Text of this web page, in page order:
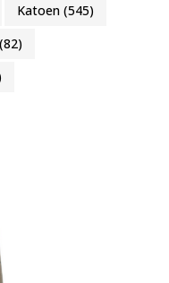
Katoen (545)
(82)